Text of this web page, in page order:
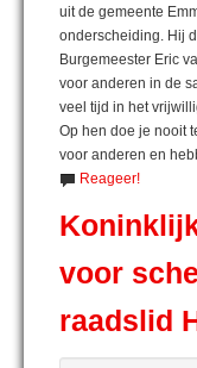
uit de gemeente
onderscheiding. Hij
Burgemeester Eric
voor anderen in de
veel tijd in het
Op hen doe je nooit
voor anderen en
Reageer!
voor
raadslid